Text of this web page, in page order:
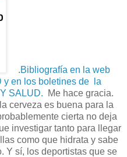
.Bibliografía en la web
y en los boletines de la
SALUD.
Me hace gracia.
cerveza es buena para la
cierta no deja
investigar tanto para llegar
como que hidrata y sabe
Y sí, los deportistas que se